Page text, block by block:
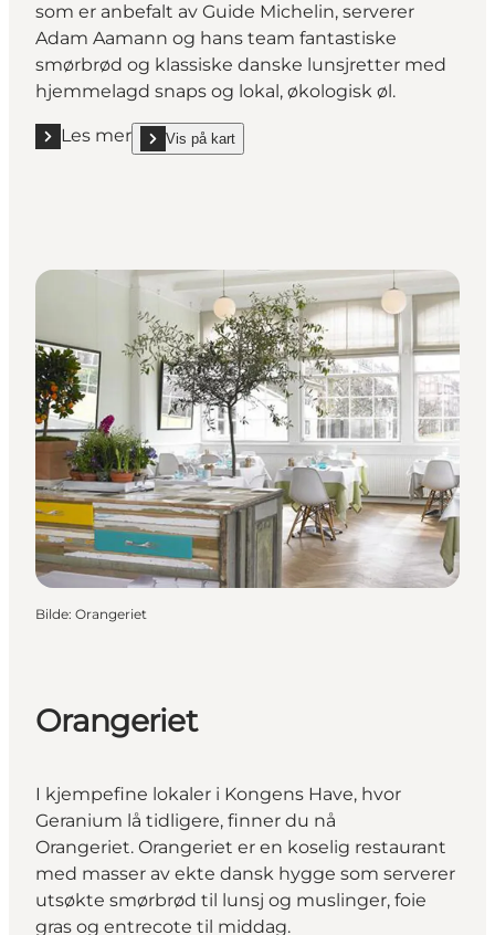
som er anbefalt av Guide Michelin, serverer
Adam Aamann og hans team fantastiske
smørbrød og klassiske danske lunsjretter med
hjemmelagd snaps og lokal, økologisk øl.
Les mer
Les mer "Aamanns Etablissement"
Vis på kart
show Aamanns Etablissement on_map
Bilde: Orangeriet
Orangeriet
I kjempefine lokaler i Kongens Have, hvor
Geranium lå tidligere, finner du nå
Orangeriet. Orangeriet er en koselig restaurant
med masser av ekte dansk hygge som serverer
utsøkte smørbrød til lunsj og muslinger, foie
gras og entrecote til middag.